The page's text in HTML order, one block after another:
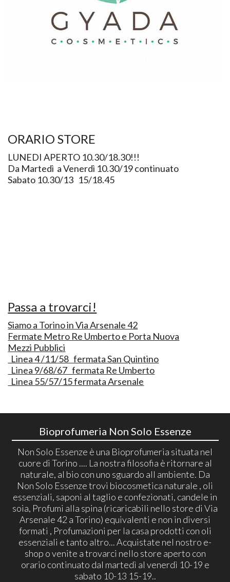
ORARIO STORE
LUNEDI APERTO 10.30/18.30!!!
Da Martedì a Venerdì 10.30/19 continuato
Sabato 10.30/13 15/18.45
Passa a trovarci!
Siamo a Torino in Via Arsenale 42
Fermate Metro Re Umberto e Porta Nuova
Mezzi Pubblici
Linea 4 /11/58 fermata San Quintino
Linea 9/68/67 fermata Re Umberto
Linea 55/57/15 fermata Arsenale
Bioprofumeria Non Solo Essenze
Non Solo Essenze è una Bioprofumeria situata nel
cuore di Torino .... La nostra filosofia è ritornare al
naturale, al bio con uno sguardo all ambiente. Da
Non Solo Essenze trovi biocosmetica naturale , oli
essenziali, saponi al taglio e confezionati, candele in
soia, Profumi alla spina (ricaricabili nello store di Via
Arsenale 42 a Torino) equivalenti e non in diversi
formati , Profumazioni per la casa prodotti con oli
essenziali e tanto altro... Acquistate nel nostro e-
shop o venite a trovarci nello store aperto con
orario continuato dal martedì al venerdì 10-19 e
sabato 10-13 15-19..